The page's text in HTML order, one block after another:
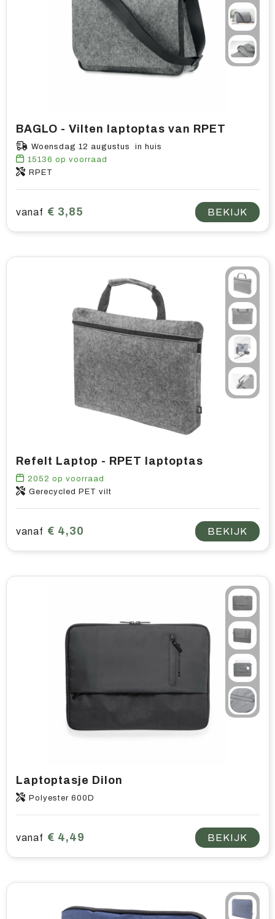
BAGLO - Vilten laptoptas van RPET
Woensdag 12 augustus in huis
15136 op voorraad
RPET
vanaf € 3,85 BEKIJK
Refelt Laptop - RPET laptoptas
2052 op voorraad
Gerecycled PET vilt
vanaf € 4,30 BEKIJK
Laptoptasje Dilon
Polyester 600D
vanaf € 4,49 BEKIJK